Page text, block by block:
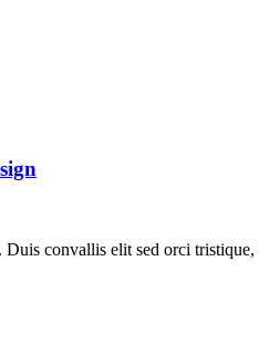
convallis elit sed orci